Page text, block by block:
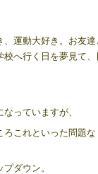
、運動大好き。お友
校へ行く日を夢見て
っていますが、
ろこれといった問題
ダウン。